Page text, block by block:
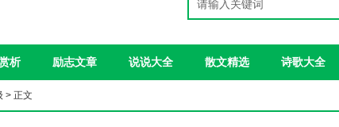
析 励志文章 说说大全 散文精选 诗歌大全
> 正文